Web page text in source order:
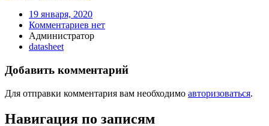
19 января, 2020
Комментариев нет
Администратор
datasheet
Добавить комментарий
Для отправки комментария вам необходимо авторизоваться.
Навигация по записям